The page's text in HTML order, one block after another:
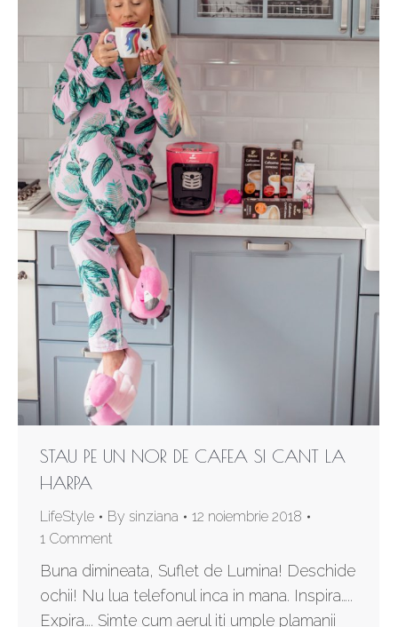
STAU PE UN NOR DE CAFEA SI CANT LA
HARPA
LifeStyle By sinziana
12 noiembrie 2018
1 Comment
Buna dimineata, Suflet de Lumina! Deschide
ochii! Nu lua telefonul inca in mana. Inspira…..
Expira…. Simte cum aerul iti umple plamanii